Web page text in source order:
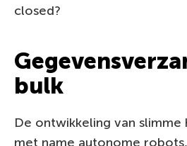
closed?
bulk
De ontwikkeling van slimme
met name autonome